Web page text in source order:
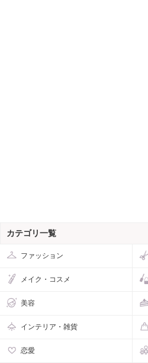
カテゴリ一覧
ファッション
メイク・コスメ
美容
インテリア・雑貨
恋愛